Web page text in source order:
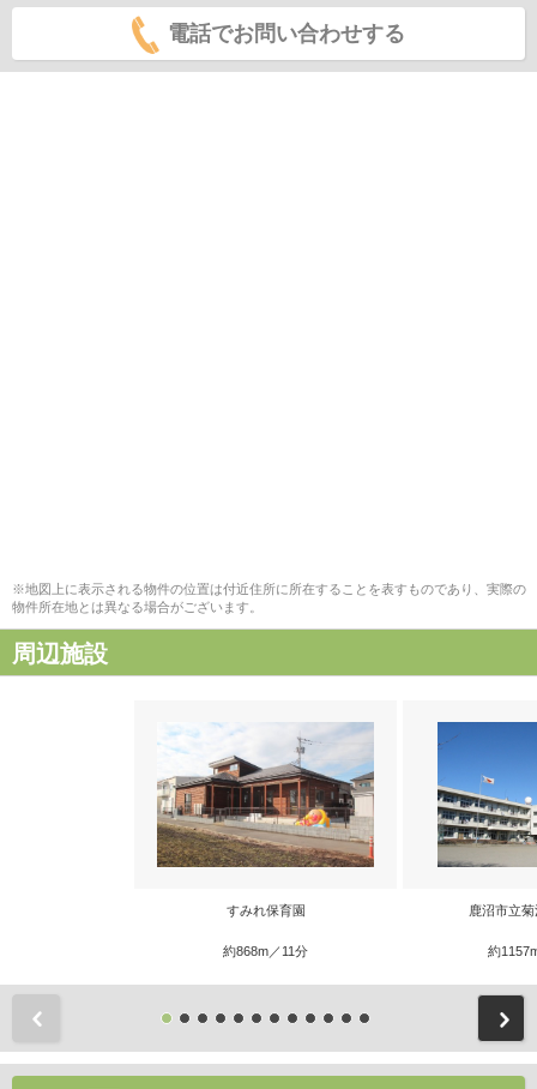
電話でお問い合わせする
※地図上に表示される物件の位置は付近住所に所在することを表すものであり、実際の
物件所在地とは異なる場合がございます。
周辺施設
すみれ保育園
約868m／11分
鹿沼市立
約